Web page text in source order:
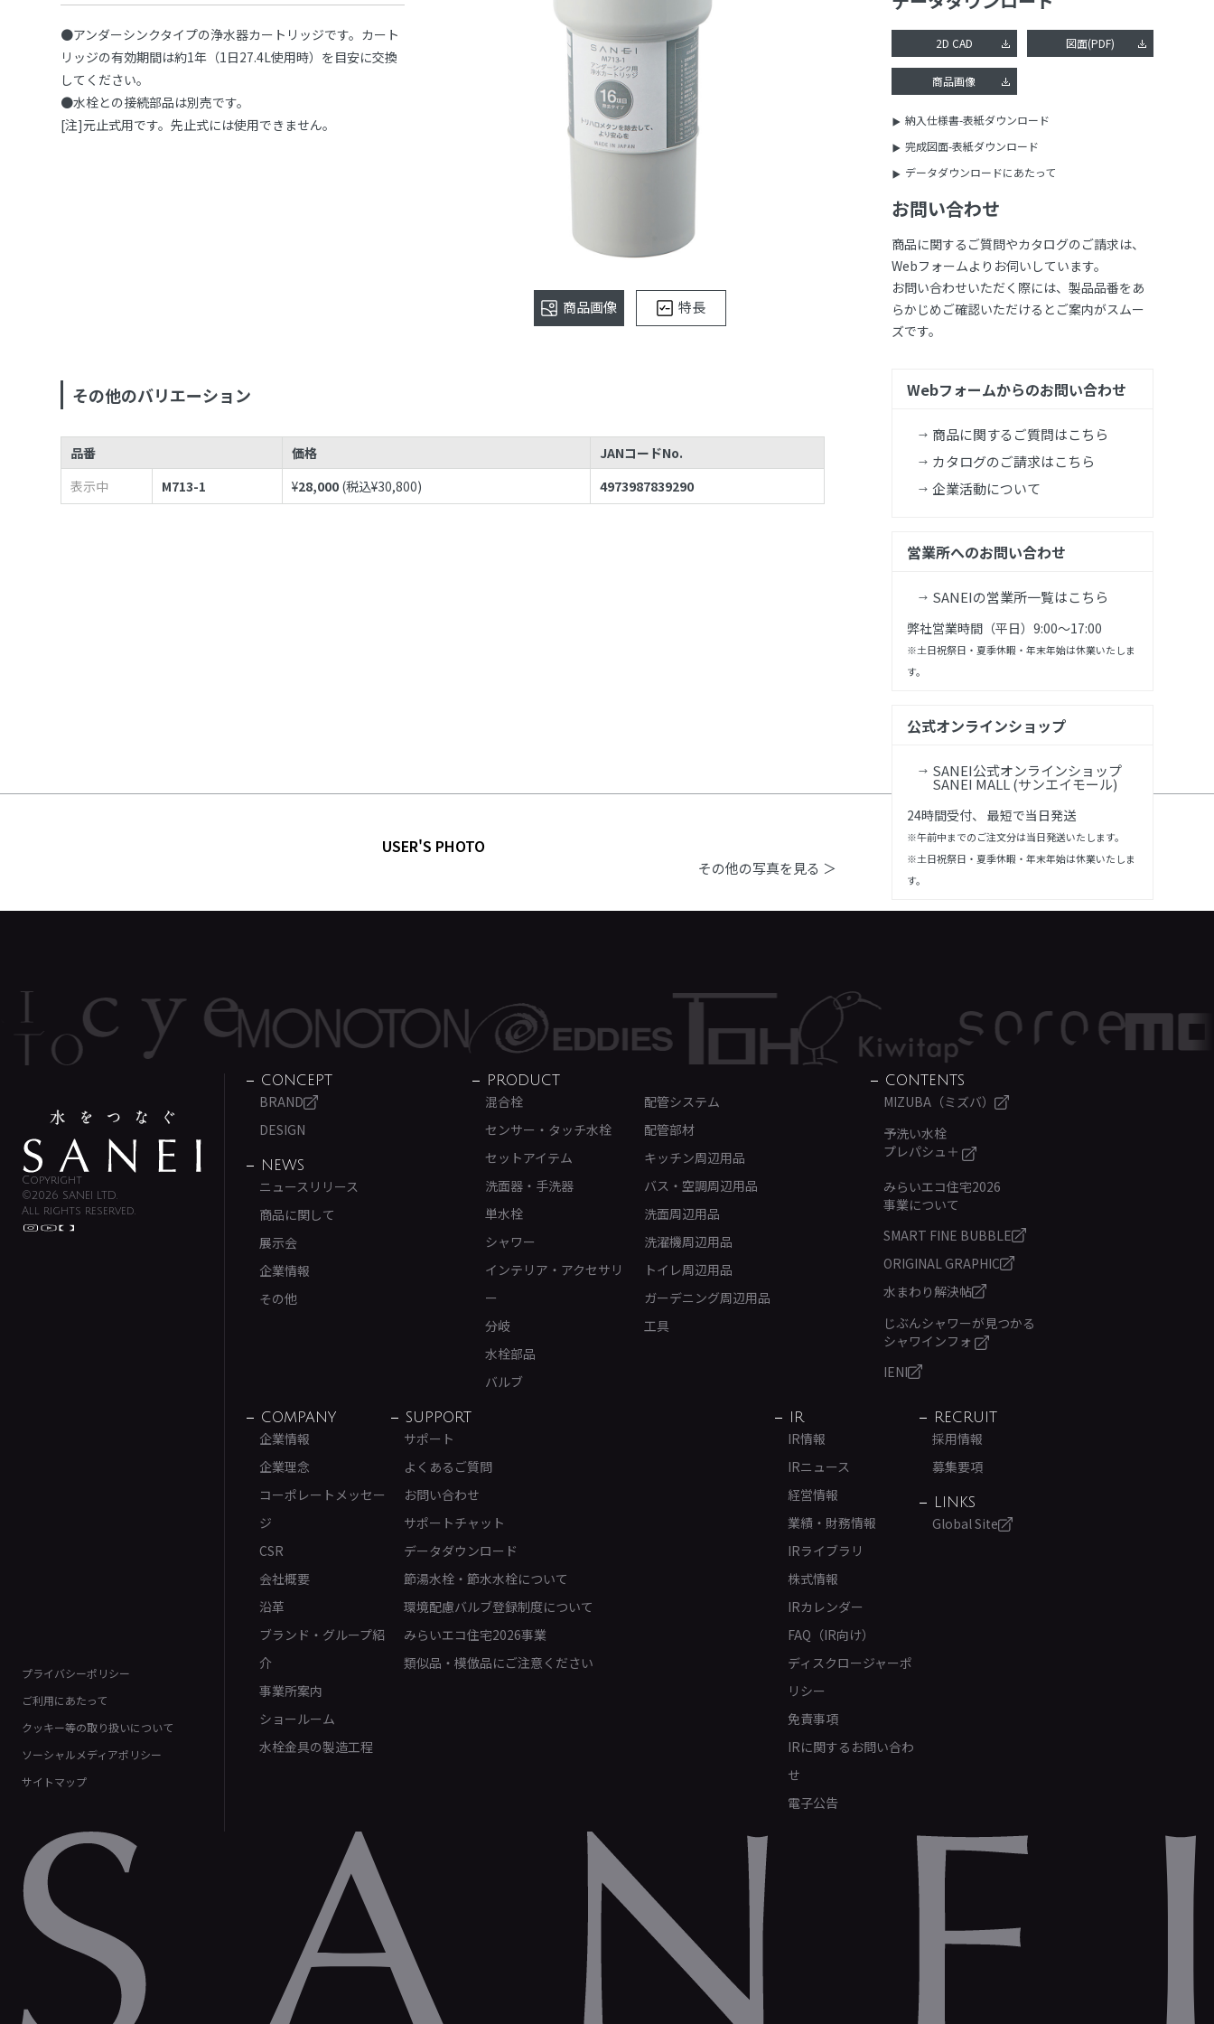
●アンダーシンクタイプの浄水器カートリッジです。カート
リッジの有効期間は約1年（1日27.4L使用時）を目安に交換
してください。
●水栓との接続部品は別売です。
[注]元止式用です。先止式には使用できません。
商品画像 特長
その他のバリエーション
品番 価格
JANコードNo.
表示中
M713-1 ¥28,000 (税込¥30,800) 4973987839290
2D CAD 図面(PDF)
商品画像
納入仕様書-表紙ダウンロード
完成図面-表紙ダウンロード
データダウンロードにあたって
お問い合わせ
商品に関するご質問やカタログのご請求は、
Webフォームよりお伺いしています。
お問い合わせいただく際には、製品品番をあ
らかじめご確認いただけるとご案内がスムー
ズです。
Webフォームからのお問い合わせ
商品に関するご質問はこちら
カタログのご請求はこちら
企業活動について
営業所へのお問い合わせ
SANEIの営業所一覧はこちら
弊社営業時間（平日）9:00～17:00
※土日祝祭日・夏季休暇・年末年始は休業いたしま
す。
公式オンラインショップ
SANEI公式オンラインショップ
SANEI MALL (サンエイモール)
24時間受付、 最短で当日発送
※午前中までのご注文分は当日発送いたします。
※土日祝祭日・夏季休暇・年末年始は休業いたしま
す。
USER'S PHOTO
その他の写真を見る ＞
Copyright
©2026 SANEI LTD.
All rights reserved.
プライバシーポリシー
ご利用にあたって
クッキー等の取り扱いについて
ソーシャルメディアポリシー
サイトマップ
CONCEPT
BRAND
DESIGN
NEWS
ニュースリリース
商品に関して
展示会
企業情報
その他
PRODUCT
混合栓
センサー・タッチ水栓
セットアイテム
洗面器・手洗器
単水栓
シャワー
インテリア・アクセサリ
ー
分岐
水栓部品
バルブ
配管システム
配管部材
キッチン周辺用品
バス・空調周辺用品
洗面周辺用品
洗濯機周辺用品
トイレ周辺用品
ガーデニング周辺用品
工具
CONTENTS
MIZUBA（ミズバ）
予洗い水栓
プレパシュ＋
みらいエコ住宅2026
事業について
SMART FINE BUBBLE
ORIGINAL GRAPHIC
水まわり解決帖
じぶんシャワーが見つかる
シャワインフォ
IENI
COMPANY
企業情報
企業理念
コーポレートメッセー
ジ
CSR
会社概要
沿革
ブランド・グループ紹
介
事業所案内
ショールーム
水栓金具の製造工程
SUPPORT
サポート
よくあるご質問
お問い合わせ
サポートチャット
データダウンロード
節湯水栓・節水水栓について
環境配慮バルブ登録制度について
みらいエコ住宅2026事業
類似品・模倣品にご注意ください
IR
IR情報
IRニュース
経営情報
業績・財務情報
IRライブラリ
株式情報
IRカレンダー
FAQ（IR向け）
ディスクロージャーポ
リシー
免責事項
IRに関するお問い合わ
せ
電子公告
RECRUIT
採用情報
募集要項
LINKS
Global Site